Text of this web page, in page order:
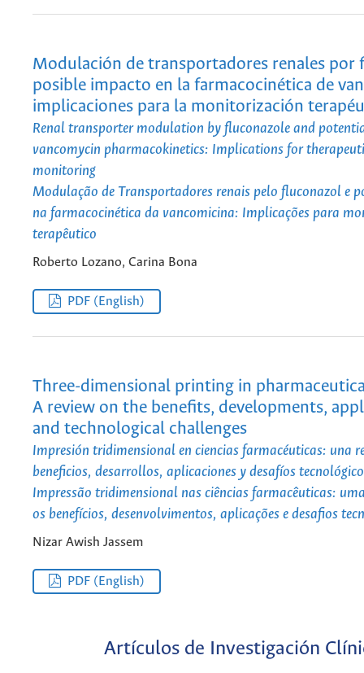
Modulación de transportadores renales por
posible impacto en la farmacocinética de
implicaciones para la monitorización
Renal transporter modulation by fluconazole and
vancomycin pharmacokinetics: Implications for
monitoring
Modulação de Transportadores renais pelo fluconazol e
na farmacocinética da vancomicina: Implicações para
terapêutico
Roberto Lozano, Carina Bona
PDF (English)
Three-dimensional printing in
A review on the benefits, developments,
and technological challenges
Impresión tridimensional en ciencias farmacéuticas: una
beneficios, desarrollos, aplicaciones y desafíos
Impressão tridimensional nas ciências farmacêuticas:
os benefícios, desenvolvimentos, aplicações e desafios
Nizar Awish Jassem
PDF (English)
Artículos de Investigación